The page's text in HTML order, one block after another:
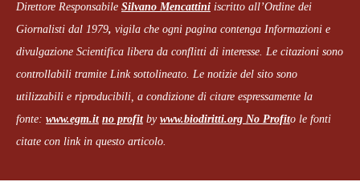
Direttore Responsabile Silvano Mencattini iscritto all’Ordine dei
Giornalisti dal 1979, vigila che ogni pagina contenga Informazioni e
divulgazione Scientifica libera da conflitti di interesse. Le citazioni sono
controllabili tramite Link sottolineato. Le notizie del sito sono
utilizzabili e riproducibili, a condizione di citare espressamente la
fonte: www.egm.it no profitby www.biodiritti.org No Profito le fonti
citate con link in questo articolo.